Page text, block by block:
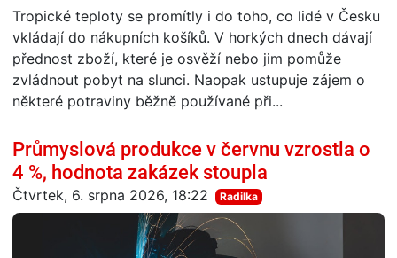
Tropické teploty se promítly i do toho, co lidé v Česku
vkládají do nákupních košíků. V horkých dnech dávají
přednost zboží, které je osvěží nebo jim pomůže
zvládnout pobyt na slunci. Naopak ustupuje zájem o
některé potraviny běžně používané při...
Průmyslová produkce v červnu vzrostla o
4 %, hodnota zakázek stoupla
Čtvrtek, 6. srpna 2026, 18:22 Radilka